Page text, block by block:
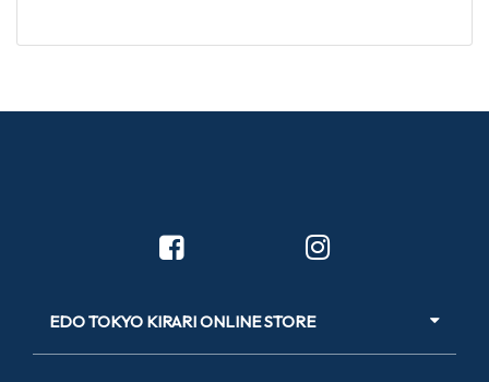
EDO TOKYO KIRARI ONLINE STORE